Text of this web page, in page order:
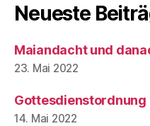
Neueste
Maiandacht und
23. Mai 2022
Gottesdienstordnung
14. Mai 2022